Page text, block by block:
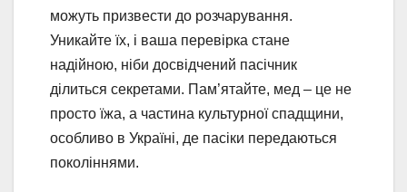
можуть призвести до розчарування.
Уникайте їх, і ваша перевірка стане
надійною, ніби досвідчений пасічник
ділиться секретами. Пам’ятайте, мед – це не
просто їжа, а частина культурної спадщини,
особливо в Україні, де пасіки передаються
поколіннями.